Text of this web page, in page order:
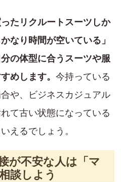
ったリクルートスーツしか
なり時間が空いている」
の体型に合うスーツや服
めします。 今持っている
や、ビジネスカジュアル
て古い状態になっている
えるでしょう。
が不安な人は「マ
談しよう